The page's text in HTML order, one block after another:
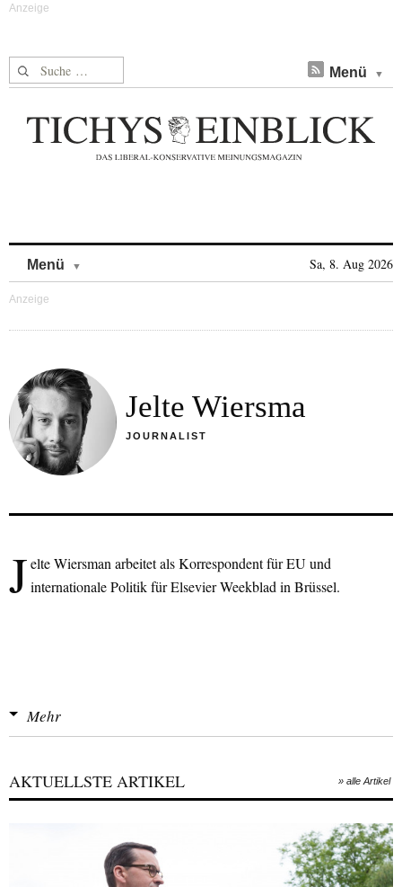
Suche nach: Menü
Menü Sa, 8. Aug 2026
Jelte Wiersma
JOURNALIST
Jelte Wiersman arbeitet als Korrespondent für EU und
internationale Politik für Elsevier Weekblad in Brüssel.
Mehr
AKTUELLSTE ARTIKEL » alle Artikel